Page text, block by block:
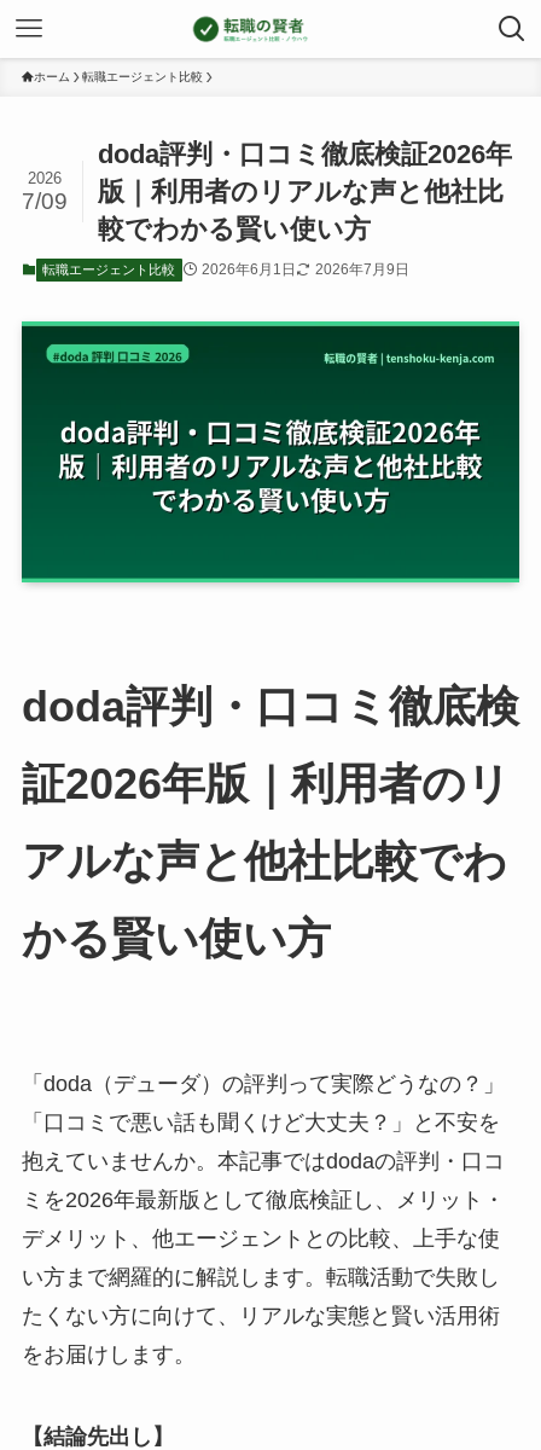
ホーム 転職エージェント比較
doda評判・口コミ徹底検証2026年
版｜利用者のリアルな声と他社比
較でわかる賢い使い方
2026
7/09
転職エージェント比較 2026年6月1日 2026年7月9日
doda評判・口コミ徹底検
証2026年版｜利用者のリ
アルな声と他社比較でわ
かる賢い使い方
「doda（デューダ）の評判って実際どうなの？」
「口コミで悪い話も聞くけど大丈夫？」と不安を
抱えていませんか。本記事ではdodaの評判・口コ
ミを2026年最新版として徹底検証し、メリット・
デメリット、他エージェントとの比較、上手な使
い方まで網羅的に解説します。転職活動で失敗し
たくない方に向けて、リアルな実態と賢い活用術
をお届けします。
【結論先出し】